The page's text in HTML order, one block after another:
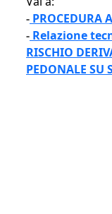
- PROCEDURA
- Relazione
RISCHIO
PEDONALE SU